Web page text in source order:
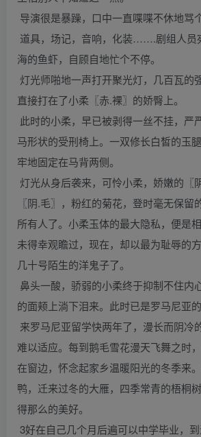
导演很是暴躁，口中一直喋喋不休地骂
道具，场记，音响，化装…….剧组人员
海的鱼虾，自顾自地忙个不停。
灯光师啪地一声打开聚光灯，几百瓦的
直接打在了小柔〖赤.裸〗的娇臀上。
此时的小柔，早已被剥得一丝不挂，严
马形状的受刑椅上。一双修长白皙的玉
牢地固定在马背两侧。
灯光从身后袭来，可怜小柔，娇嫩的〖
〖阴.毛〗，粉红的菊花，登时毫无保留
所有人了。小柔玉体的最大隐私，便是
未得幸观瞻过，现在，却以最为耻辱的
几十号陌生的洋鬼子了。
鼻头一酸，骄弱的小柔终于抑制不住内
的面颊上淌下泪来。此时已是罗马尼亚的
来罗马尼亚留学快两年了，漫长而阴冷
难以适应。每到鹅毛雪花漫天飞舞之时
在窗边，怀念起家乡温暖阳光的冬季来
鸭，迁来过冬的大雁，四季常青的梧桐
得那么的美好。
3好在自己几个月后遍可以中学毕业，